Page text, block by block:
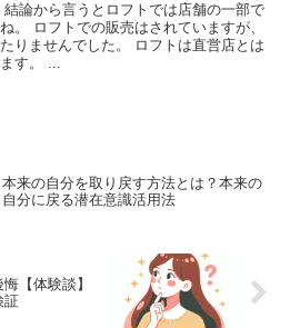
論から言うとロフトでは店舗の一部で
。 ロフトでの販売はされていますが、
りませんでした。 ロフトは直営店とは
す。 ...
本来の自分を取り戻す方法とは？本来の
自分に戻る潜在意識活用法
【体験談】
証